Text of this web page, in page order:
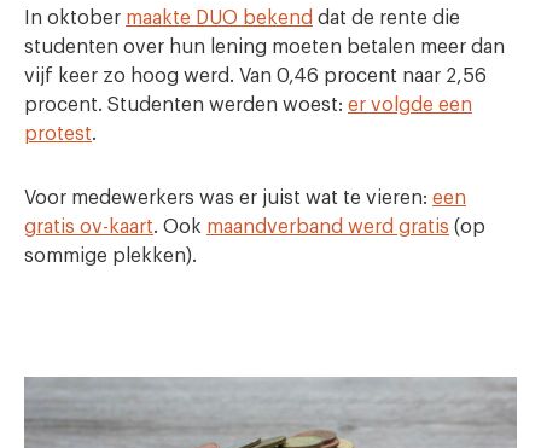
In oktober maakte DUO bekend dat de rente die
studenten over hun lening moeten betalen meer dan
vijf keer zo hoog werd. Van 0,46 procent naar 2,56
procent. Studenten werden woest: er volgde een
protest.
Voor medewerkers was er juist wat te vieren: een
gratis ov-kaart. Ook maandverband werd gratis (op
sommige plekken).